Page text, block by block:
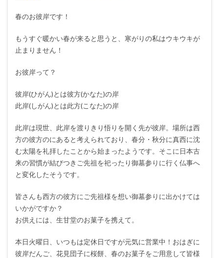
春のお彼岸です！
もうすぐ暖かい春が来ると思うと、寒がりの私はウキウキが
止まりません！
お彼岸って？
彼岸(ひがん)とは彼方(かなた)の岸
此岸(しがん)とは此方(こなた)の岸
此岸は現世、此岸を渡りきり悟りを開く先が彼岸。場所は西
方の彼方のにあると考えられており、春分・秋分に真西に沈
む太陽を礼拝したことから始まったようです。そこに日本古
来の習慣が結びつきご先祖を祀ったり御墓参りに行く仏事へ
と変化したそうです。
皆さんも西方の彼方にご先祖様を想い御墓参りに出かけては
いかがですか？
お供えには、生甘堂のお菓子を携えて。
本日火曜日、いつもは定休日ですが元気に営業中！おはぎに
彼岸だんご、花見団子に桜餅、春のお菓子をご用意して皆様